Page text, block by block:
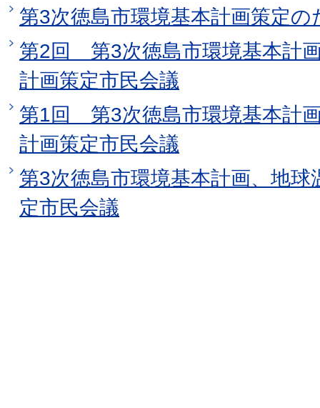
第3次徳島市環境基本計画策定
第2回 第3次徳島市環境基本計
計画策定市民会議
第1回 第3次徳島市環境基本計
計画策定市民会議
第3次徳島市環境基本計画、地球
定市民会議